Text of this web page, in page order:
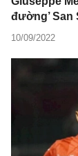
đường’ San
10/09/2022